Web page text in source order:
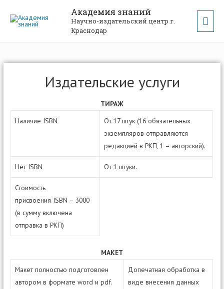
Академия знаний
Научно-издательский центр г.
Краснодар
Издательские услуги
ТИРАЖ
Наличие ISBN
От 17 штук (16 обязательных
экземпляров отправляются
редакцией в РКП, 1 – авторский).
Нет ISBN От 1 штуки.
Стоимость
присвоения ISBN – 3000
(в сумму включена
отправка в РКП)
МАКЕТ
Макет полностью подготовлен
автором в формате word и pdf.
Допечатная обработка в
виде внесения данных